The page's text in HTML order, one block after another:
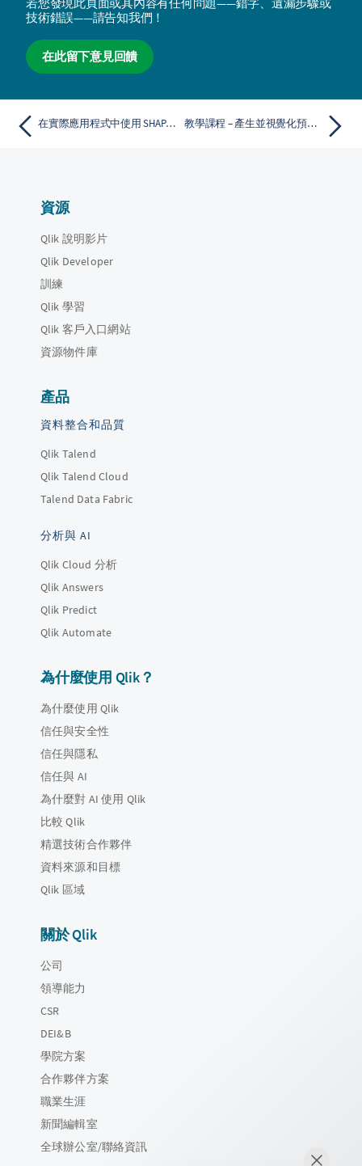
技術錯誤——請告知我們！
在此留下意見回饋
在實際應用程式中使用 SHAP 值 教學課程 – 產生並視覺化預測資料
資源
Qlik 說明影片
Qlik Developer
訓練
Qlik 學習
Qlik 客戶入口網站
資源物件庫
產品
資料整合和品質
Qlik Talend
Qlik Talend Cloud
Talend Data Fabric
分析與 AI
Qlik Cloud 分析
Qlik Answers
Qlik Predict
Qlik Automate
為什麼使用 Qlik？
為什麼使用 Qlik
信任與安全性
信任與隱私
信任與 AI
為什麼對 AI 使用 Qlik
比較 Qlik
精選技術合作夥伴
資料來源和目標
Qlik 區域
關於 Qlik
公司
領導能力
CSR
DEI&B
學院方案
合作夥伴方案
職業生涯
新聞編輯室
全球辦公室/聯絡資訊